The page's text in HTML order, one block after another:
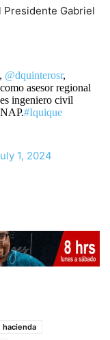
Gabriel
, @dquinterosr,
asesor regional
ingeniero civil
#Iquique
1, 2024
hacienda